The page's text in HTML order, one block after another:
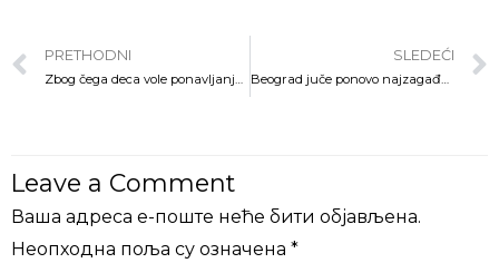
PRETHODNI
Zbog čega deca vole ponavljanja ?
SLEDEĆI
Beograd juče ponovo najzagađeniji grad u svetu – udišemo otrov
Leave a Comment
Ваша адреса е-поште неће бити објављена.
Неопходна поља су означена *